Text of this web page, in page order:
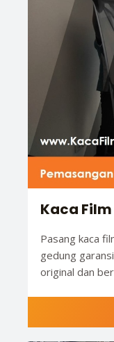
Kaca Film
Pasang kaca
gedung
original dan